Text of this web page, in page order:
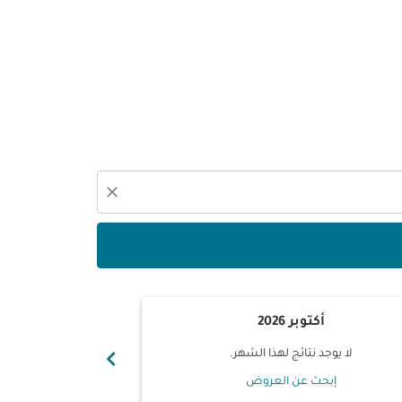
close
أكتوبر 2026
لا يوجد نتائج لهذا الشهر.
إبحث عن العروض
chevron_right